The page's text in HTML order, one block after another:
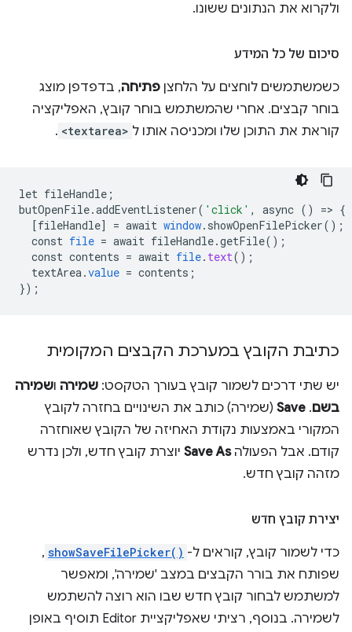
ולקרוא את הנתונים ששונו.
סיכום של כל המידע
כשמשתמשים לוחצים על הלחצן פתיחה, בדפדפן מוצג
בוחר קבצים. אחרי שהמשתמש בוחר קובץ, האפליקציה
קוראת את התוכן שלו ומכניסה אותו ל <textarea>
.
let fileHandle ;
butOpenFile.addEventListener( 'click' , async () => {
[fileHandle] = await window. showOpenFilePicker();
const file = await fileHandle.getFile();
const contents = await file. text();
textArea.value = contents ;
});
כתיבת הקובץ במערכת הקבצים המקומית
יש שתי דרכים לשמור קובץ בעורך הטקסט: שמירה ושמירה
בשם. ‫
Save (שמירה) כותב את השינויים בחזרה לקובץ
המקורי באמצעות נקודת האחיזה של הקובץ שאוחזרה
קודם. אבל הפעולהSave As יוצרת קובץ חדש, ולכן נדרש
מזהה קובץ חדש.
יצירת קובץ חדש
כדי לשמור קובץ, קוראים ל- showSaveFilePicker()
,
שפותח את בורר הקבצים במצב 'שמירה', ומאפשר
למשתמש לבחור קובץ חדש שבו הוא רוצה להשתמש
לשמירה. בנוסף, רציתי שאפליקציית Editor תוסיף באופן